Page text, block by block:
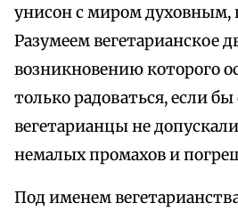
унисон с миром духовным,
Разумеем вегетарианское
возникновению которого
только радоваться, если
вегетарианцы не
немалых промахов и
Под именем